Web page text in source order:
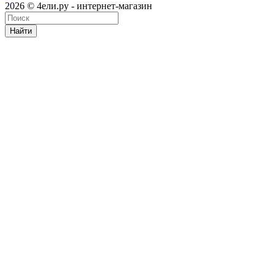
2026 © 4ели.ру - интернет-магазин
Найти